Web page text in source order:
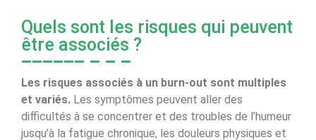
Quels sont les risques qui peuvent
être associés ?
Les risques associés à un burn-out sont multiples
et variés. Les symptômes peuvent aller des
difficultés à se concentrer et des troubles de l’humeur
jusqu’à la fatigue chronique, les douleurs physiques et